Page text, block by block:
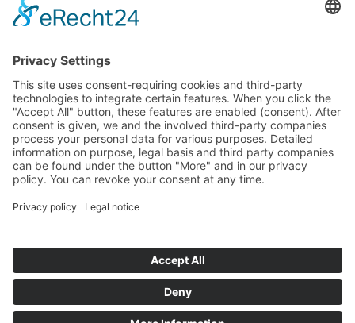
tridimensionales, textiles 3D, materiales de laminación o
TEXTIL satisface las más altas exigencias en el campo de los
textiles técnicos tridimensionales.
Mapa de sitio
Privacidad